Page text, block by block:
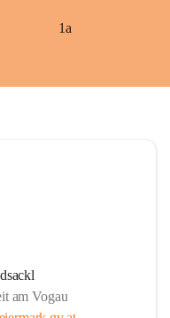
1a
am Vogau